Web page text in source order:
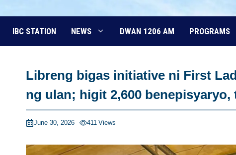
IBC STATION NEWS DWAN 1206 AM PROGRAMS
Libreng bigas initiative ni First
ng ulan; higit 2,600
June 30, 2026 411 Views